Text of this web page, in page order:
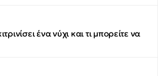
ένα νύχι και τι μπορείτε να